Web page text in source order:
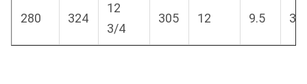
280 324
12
3/4
305 12 9.5 3/8